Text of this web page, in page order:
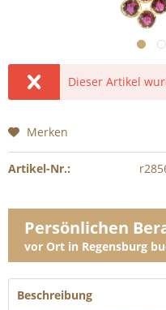
Dieser Artikel
Merken
Artikel-Nr.:
Persönlichen
vor Ort in Regensburg
Beschreibung